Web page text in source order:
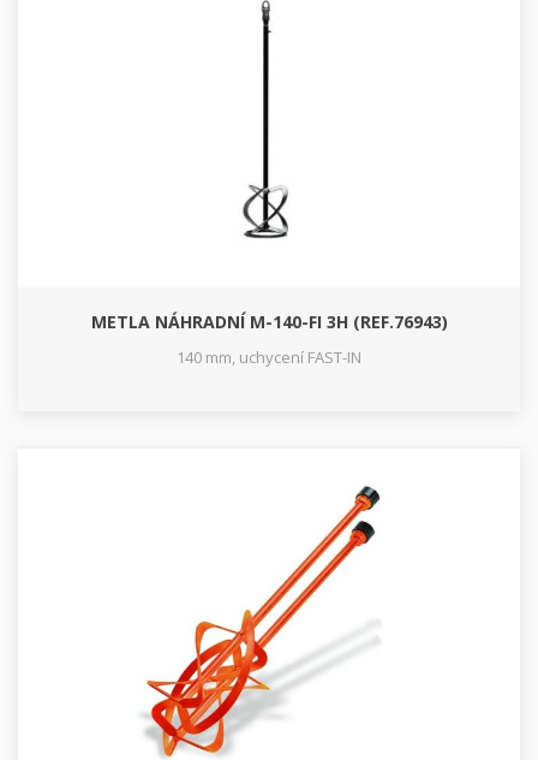
METLA NÁHRADNÍ M-140-FI 3H (REF.76943)
140 mm, uchycení FAST-IN